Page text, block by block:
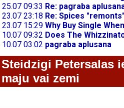
Steidzigi Petersalas
maju vai zemi